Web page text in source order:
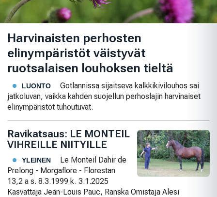
Harvinaisten perhosten
elinympäristöt väistyvät
ruotsalaisen louhoksen tieltä
LUONTO
Gotlannissa sijaitseva kalkkikivilouhos sai
jatkoluvan, vaikka kahden suojellun perhoslajin harvinaiset
elinympäristöt tuhoutuvat.
Ravikatsaus: LE MONTEIL
VIHREILLE NIITYILLE
YLEINEN
Le Monteil Dahir de
Prelong - Morgaflore - Florestan
13,2 a s. 8.3.1999 k. 3.1.2025
Kasvattaja Jean-Louis Pauc, Ranska Omistaja Alesi